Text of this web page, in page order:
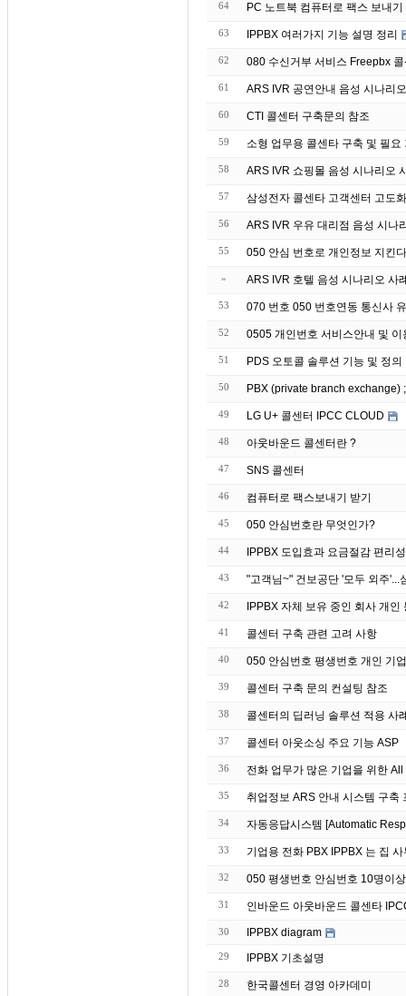
64
63 IPPBX 여러가지 기능 설명 정리
62 080 수신거부 서비스 Freepbx
61 ARS IVR 공연안내 음성 시나리
60 CTI 콜센터 구축문의 참조
59 소형 업무용 콜센타 구축 및 필요
58 ARS IVR 쇼핑몰 음성 시나리오
57 삼성전자 콜센타 고객센터 고도
56 ARS IVR 우유 대리점 음성 시나
55 050 안심 번호로 개인정보 지킨다
» ARS IVR 호텔 음성 시나리오 사
53 070 번호 050 번호연동 통신사
52 0505 개인번호 서비스안내 및 이
51 PDS 오토콜 솔루션 기능 및 정의
50 PBX (private branch exchange)
49 LG U+ 콜센터 IPCC CLOUD
48 아웃바운드 콜센터란 ?
47 SNS 콜센터
46 컴퓨터로 팩스보내기 받기
45 050 안심번호란 무엇인가?
44 IPPBX 도입효과 요금절감 편리성
43
42 IPPBX 자체 보유 중인 회사
41 콜센터 구축 관련 고려 사항
40 050 안심번호 평생번호 개인 기
39 콜센터 구축 문의 컨설팅 참조
38
37 콜센터 아웃소싱 주요 기능 ASP
36 전화 업무가 많은 기업을 위한
35 취업정보 ARS 안내 시스템 구축
34 자동응답시스템 [Automatic
33 기업용 전화 PBX
32 050 평생번호 안심번호 10명이
31 인바운드 아웃바운드 콜센타
30 IPPBX diagram
29 IPPBX 기초설명
28 한국콜센터 경영 아카데미